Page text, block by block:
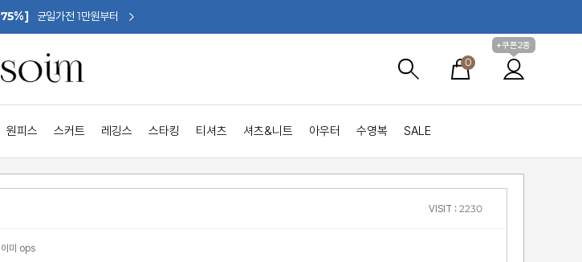
균일가전 1만원부터
0
+쿠폰2종
원피스 스커트 레깅스 스타킹 티셔츠 셔츠&니트 아우터 수영복 SALE
VISIT : 2230
이미 ops